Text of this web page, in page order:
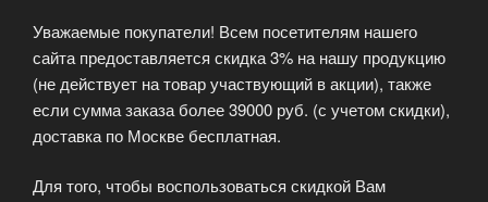
Уважаемые покупатели! Всем посетителям нашего
сайта предоставляется скидка 3% на нашу продукцию
(не действует на товар участвующий в акции), также
если сумма заказа более 39000 руб. (с учетом скидки),
доставка по Москве бесплатная.
Для того, чтобы воспользоваться скидкой Вам